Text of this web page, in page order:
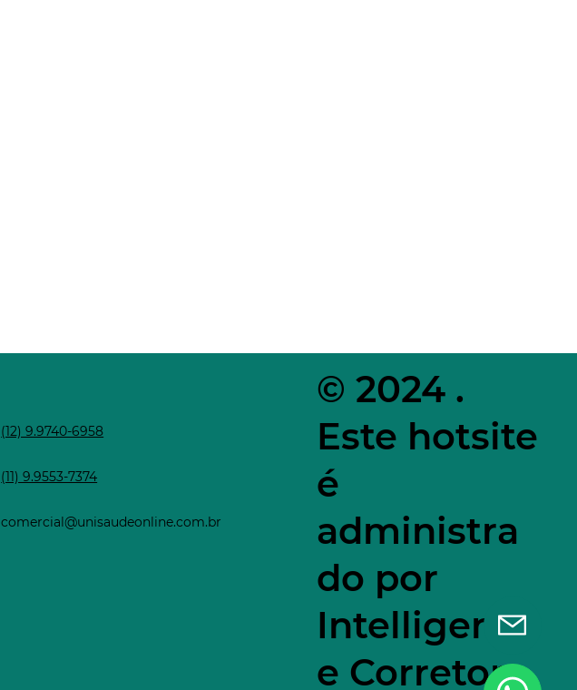
(12) 9.9740-6958
(11) 9.9553-7374
comercial@unisaudeonline.com.br
© 2024 .
Este hotsite
é
administra
do por
Intelligenti
e Corretora